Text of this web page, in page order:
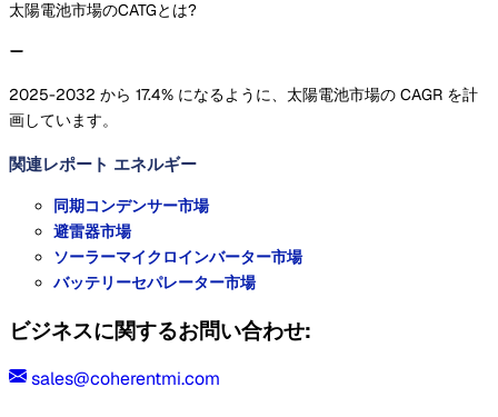
太陽電池市場のCATGとは?
2025-2032 から 17.4% になるように、太陽電池市場の CAGR を計
画しています。
関連レポート エネルギー
同期コンデンサー市場
避雷器市場
ソーラーマイクロインバーター市場
バッテリーセパレーター市場
ビジネスに関するお問い合わせ:
sales@coherentmi.com